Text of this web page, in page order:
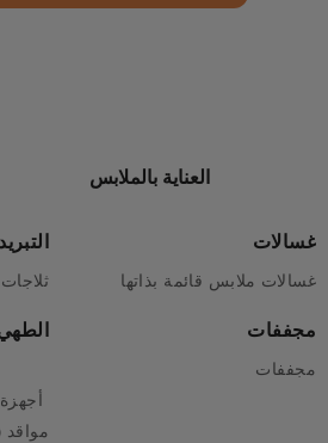
العناية بالملابس
غسالات
غسالات ملابس قائمة بذاتها
مجففات
مجففات
التبريد